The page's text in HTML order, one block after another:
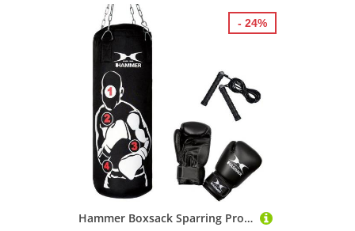
Hammer Boxsack Sparring Pro (Set, 3-tlg., mit Sprungseil, mit Boxhandschuhen)
- 24%